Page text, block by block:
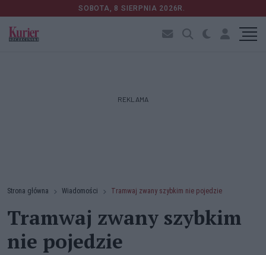
SOBOTA, 8 SIERPNIA 2026R.
REKLAMA
Strona główna Wiadomości Tramwaj zwany szybkim nie pojedzie
Tramwaj zwany szybkim
nie pojedzie